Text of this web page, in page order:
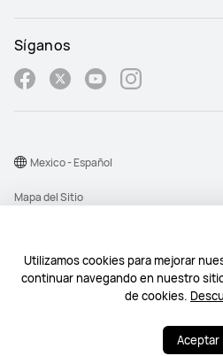
Utilizamos cookies para mejorar
continuar navegando en nuestro
de cookies.
Aceptar
Síganos
©2026 Huawei Device Co., Ltd. All rights
Mapa del Sitio
Declaración de privacidad
Mexico - Español